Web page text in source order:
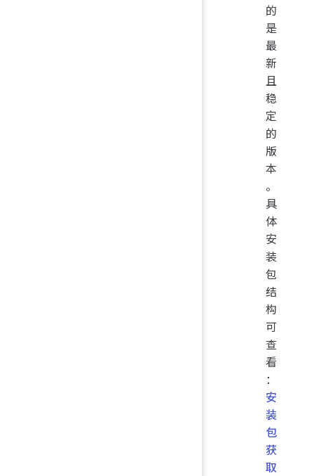
的
是
最
新
且
稳
定
的
版
本
。
具
体
安
装
包
结
构
可
查
看
：
安
装
包
获
取